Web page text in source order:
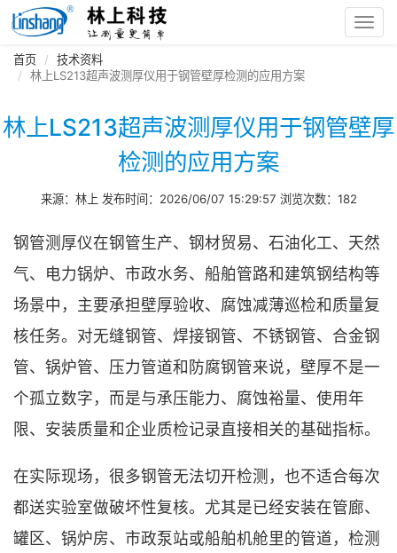
首页
技术资料
林上LS213超声波测厚仪用于钢管壁厚检测的应用方案
林上LS213超声波测厚仪用于钢管壁厚
检测的应用方案
来源：林上 发布时间：2026/06/07 15:29:57 浏览次数：182
钢管测厚仪在钢管生产、钢材贸易、石油化工、天然
气、电力锅炉、市政水务、船舶管路和建筑钢结构等
场景中，主要承担壁厚验收、腐蚀减薄巡检和质量复
核任务。对无缝钢管、焊接钢管、不锈钢管、合金钢
管、锅炉管、压力管道和防腐钢管来说，壁厚不是一
个孤立数字，而是与承压能力、腐蚀裕量、使用年
限、安装质量和企业质检记录直接相关的基础指标。
在实际现场，很多钢管无法切开检测，也不适合每次
都送实验室做破坏性复核。尤其是已经安装在管廊、
罐区、锅炉房、市政泵站或船舶机舱里的管道，检测